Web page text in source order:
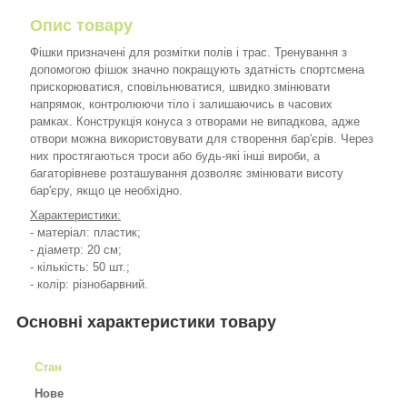
Опис товару
Фішки призначені для розмітки полів і трас. Тренування з
допомогою фішок значно покращують здатність спортсмена
прискорюватися, сповільнюватися, швидко змінювати
напрямок, контролюючи тіло і залишаючись в часових
рамках. Конструкція конуса з отворами не випадкова, адже
отвори можна використовувати для створення бар'єрів. Через
них простягаються троси або будь-які інші вироби, а
багаторівневе розташування дозволяє змінювати висоту
бар'єру, якщо це необхідно.
Характеристики:
- матеріал: пластик;
- діаметр: 20 см;
- кількість: 50 шт.;
- колір: різнобарвний.
Основні характеристики товару
Стан
Нове